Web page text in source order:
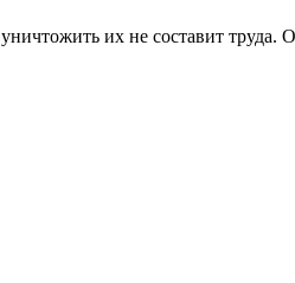
их не составит труда.